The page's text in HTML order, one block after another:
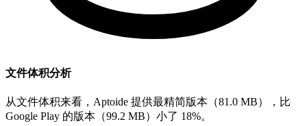
文件体积分析
从文件体积来看，Aptoide 提供最精简版本（81.0 MB），比
Google Play 的版本（99.2 MB）小了 18%。